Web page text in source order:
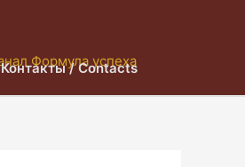
Контакты / Contacts